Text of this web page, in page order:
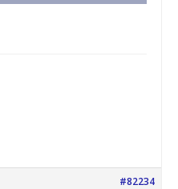
#82234